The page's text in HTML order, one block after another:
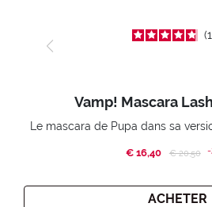
Vamp! Mascara
€ 16,40 Price
€ 20,50to-
ACHETER